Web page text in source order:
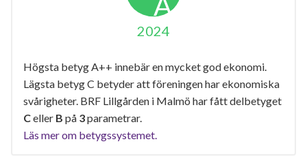
2024
Högsta betyg A++ innebär en mycket god ekonomi.
Lägsta betyg C betyder att föreningen har ekonomiska
svårigheter. BRF Lillgården i Malmö har fått delbetyget
Celler B på 3parametrar.
Läs mer om betygssystemet.